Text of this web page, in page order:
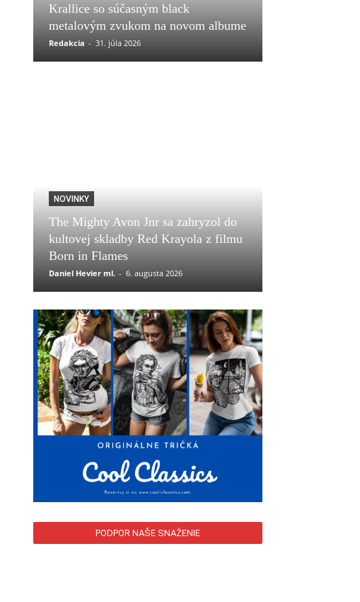
Krallice so súčasným black
metalovým zvukom na novom albume
Redakcia - 31. júla 2026
NOVINKY
The Mighty Avon Jnr sa zahryzol do
kultovej skladby Red Krayola z filmu
Born in Flames
Daniel Hevier ml. - 6. augusta 2026
PODPOR NAŠE SNAŽENIE